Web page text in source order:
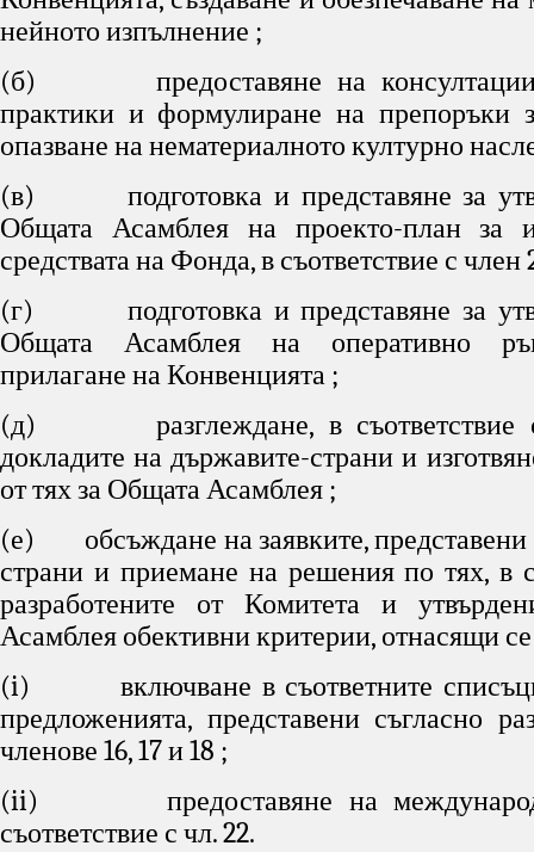
нейното изпълнение ;
(б) предоставяне на консултации
практики и формулиране на препоръки
опазване на нематериалното културно
(в) подготовка и представяне за
Общата Асамблея на проекто-план за
средствата на Фонда, в съответствие с член
(г) подготовка и представяне за
Общата Асамблея на оперативно
прилагане на Конвенцията ;
(д) разглеждане, в съответствие
докладите на държавите-страни и
от тях за Общата Асамблея ;
(е) обсъждане на заявките, представени
страни и приемане на решения по тях, в
разработените от Комитета и
Асамблея обективни критерии, отнасящи
(i) включване в съответните
предложенията, представени съгласно
членове 16, 17 и 18 ;
(ii) предоставяне на
съответствие с чл. 22.